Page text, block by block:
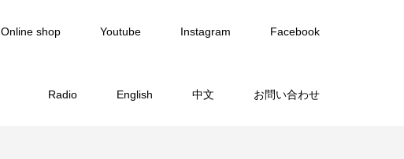
Online shop Youtube Instagram Facebook
Radio English 中文 お問い合わせ